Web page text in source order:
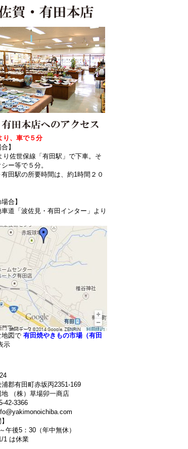
り、車で５分
】
り佐世保線「有田駅」で下車。そ
ー等で５分。
田駅の所要時間は、約1時間２０
合】
道「波佐見・有田インター」より
地図で 有田焼やきもの市場（有田
示
郡有田町赤坂丙2351-169
（株）草場卯一商店
42-3366
午後5：30（年中無休）
1 は休業